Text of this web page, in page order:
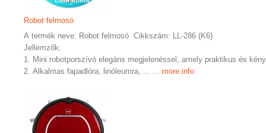
Robot felmosó
A termék neve: Robot felmosó Cikkszám: LL-286 (K6)
Jellemzők:
1. Mini robotporszívó elegáns megjelenéssel, amely praktikus és
2. Alkalmas fapadlóra, linóleumra, ...
... more info